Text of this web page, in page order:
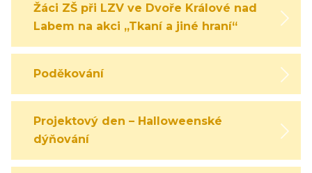
Žáci ZŠ při LZV ve Dvoře Králové nad
Labem na akci „Tkaní a jiné hraní“
Poděkování
Projektový den – Halloweenské
dýňování